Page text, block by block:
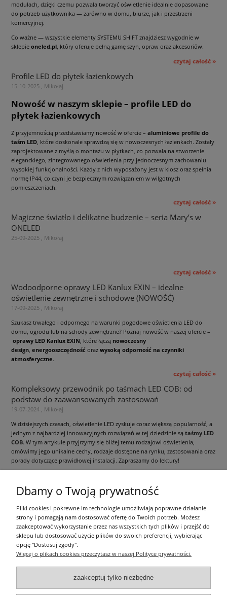
modułach, dzięki czemu pozwala tworzyć oświetlenie idealnie dopasowane
do potrzeb użytkownika — zarówno w domu, biurze, jak i przestrzeni
komercyjnej.
Co ważne — wszystkie elementy SYSTEMU SHIFT znajdziesz wygodnie w
sklepie oneled.pl, który oferuje pełną gamę szyn, opraw oraz akcesoriów.
czytaj całość »
Profile LED do płytek łazienkowych
15-10-2025 , Mikołaj
Nowość w naszym sklepie – profile LED do
płytek łazienkowych
Z przyjemnością przedstawiamy nowość w ofercie – aluminiowe profile do
taśm LED , które doskonale sprawdzą się w nowoczesnych łazienkach. Zostały
zaprojektowane z myślą o montażu w płytkach, co pozwala na stworzenie
eleganckiego, zintegrowanego oświetlenia przy jednoczesnym zachowaniu
wysokiej funkcjonalności. Każdy z nich wyposażony jest w klosz oraz spełnia
normę IP44, co czyni je bezpiecznym rozwiązaniem w wilgotnych
pomieszczeniach.
czytaj całość »
Magiczne światło i delikatne budzenie – seria Mary’s w
ONELED
25-09-2025 , Mikołaj
czytaj całość »
Wodoodporne oprawy LED Kanlux EXIN – idealne
oświetlenie zewnętrzne i schodowe (NOWOŚĆ)
17-09-2025 , Mikołaj
Szukasz trwałego i odpornego na warunki pogodowe oświetlenia LED do
domu, ogrodu lub na schody zewnętrzne? Poznaj nowość w naszej ofercie –
oprawy LED Kanlux EXIN, które łączą nowoczesny
design, energooszczędność oraz wysoką odporność na czynniki
atmosferyczne.
czytaj całość »
Kompleksowy przewodnik po taśmach LED COB: od
podstaw do zaawansowanych zastosowań
19-07-2024 , Mikołaj
W dzisiejszych czasach, oświetlenie LED zyskuje coraz większą popularność, a
jednym z najbardziej innowacyjnych rozwiązań w tej dziedzinie są taśmy LED
COB. W tym artykule przyjrzymy się bliżej temu rodzajowi oświetlenia,
omówimy jego unikalne cechy, rodzaje dostępne na rynku, zastosowania oraz
porady dotyczące prawidłowej instalacji. Zapraszamy do lektury!
Informacje ogólne
Zakupy
Moje konto
Pozostałe
Dbamy o Twoją prywatność
Pliki cookies i pokrewne im technologie umożliwiają poprawne działanie
strony i pomagają nam dostosować ofertę do Twoich potrzeb. Możesz
zaakceptować wykorzystanie przez nas wszystkich tych plików i przejść do
sklepu lub dostosować użycie plików do swoich preferencji, wybierając
opcję "Dostosuj zgody".
Więcej o plikach cookies przeczytasz w naszej Polityce prywatności.
zaakceptuj tylko niezbędne